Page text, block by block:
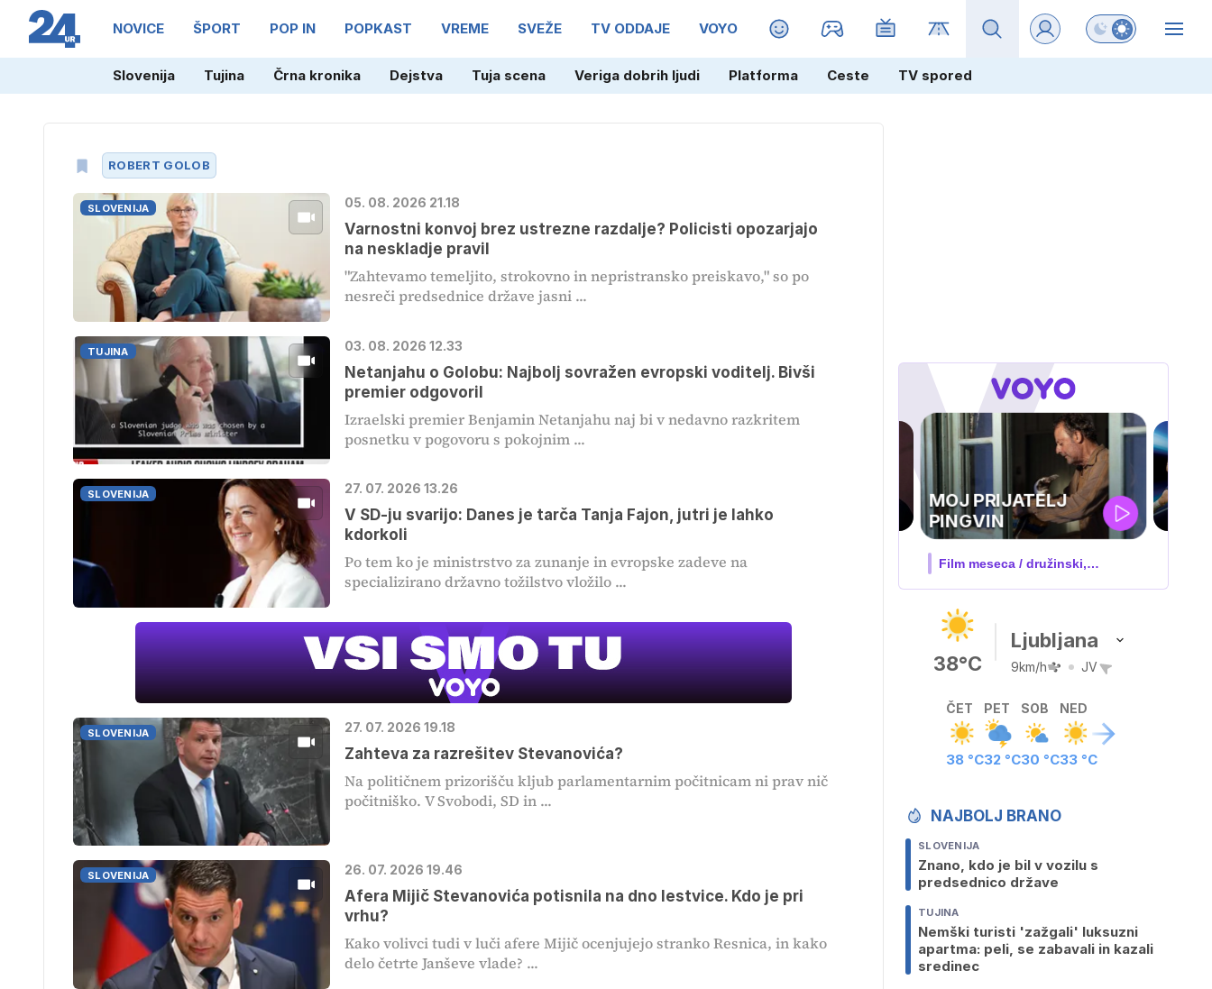
NOVICE ŠPORT POP IN POPKAST VREME SVEŽE TV ODDAJE VOYO MAGAZIN Preklopi barvni
Slovenija Tujina Črna kronika Dejstva Tuja scena Veriga dobrih ljudi Platforma Ceste TV spored
ROBERT GOLOB
SLOVENIJA 05. 08. 2026 21.18
Varnostni konvoj brez ustrezne razdalje? Policisti opozarjajo
na neskladje pravil
"Zahtevamo temeljito, strokovno in nepristransko preiskavo," so po
nesreči predsednice države jasni ...
TUJINA 03. 08. 2026 12.33
Netanjahu o Golobu: Najbolj sovražen evropski voditelj. Bivši
premier odgovoril
Izraelski premier Benjamin Netanjahu naj bi v nedavno razkritem
posnetku v pogovoru s pokojnim ...
SLOVENIJA 27. 07. 2026 13.26
V SD-ju svarijo: Danes je tarča Tanja Fajon, jutri je lahko
kdorkoli
Po tem ko je ministrstvo za zunanje in evropske zadeve na
specializirano državno tožilstvo vložilo ...
SLOVENIJA 27. 07. 2026 19.18
Zahteva za razrešitev Stevanovića?
Na političnem prizorišču kljub parlamentarnim počitnicam ni prav nič
počitniško. V Svobodi, SD in ...
SLOVENIJA 26. 07. 2026 19.46
Afera Mijič Stevanovića potisnila na dno lestvice. Kdo je pri
vrhu?
Kako volivci tudi v luči afere Mijič ocenjujejo stranko Resnica, in kako
delo četrte Janševe vlade? ...
Film meseca / družinski,
UEFA
SUPERPOKAL
V živo na VOYO: sreda ob 20.30
38°C
Ljubljana
9km/h JV
ČET
38 °C
PET
32 °C
SOB
30 °C
NED
33 °C
NAJBOLJ BRANO
SLOVENIJA
Znano, kdo je bil v vozilu s
predsednico države
TUJINA
Nemški turisti 'zažgali' luksuzni
apartma: peli, se zabavali in kazali
sredinec